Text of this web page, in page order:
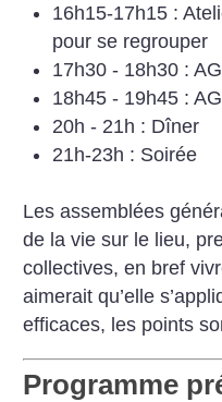
16h15-17h15 :
pour se regrouper
17h30 - 18h30 :
18h45 - 19h45 :
20h - 21h : Dîner
21h-23h : Soirée
Les assemblées
de la vie sur le lieu,
collectives, en bref
aimerait qu’elle
efficaces, les points
Programme